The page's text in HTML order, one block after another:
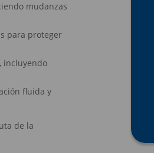
mudanzas
para proteger
incluyendo
fluida y
de la